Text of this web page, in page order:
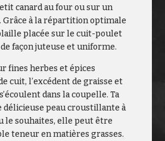
canard au four ou sur un
Grâce à la répartition optimale
placée sur le cuit-poulet
façon juteuse et uniforme.
fines herbes et épices
cuit, l’excédent de graisse et
dans la coupelle. Ta
délicieuse peau croustillante à
le souhaites, elle peut être
teneur en matières grasses.